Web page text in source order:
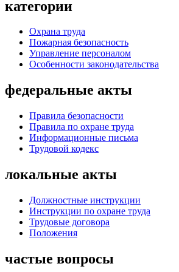
категории
Охрана труда
Пожарная безопасность
Управление персоналом
Особенности законодательства
федеральные акты
Правила безопасности
Правила по охране труда
Информационные письма
Трудовой кодекс
локальные акты
Должностные инструкции
Инструкции по охране труда
Трудовые договора
Положения
частые вопросы